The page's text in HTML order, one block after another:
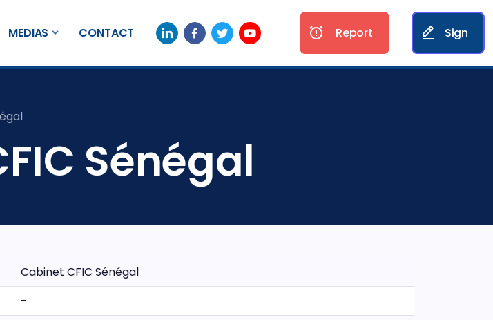
Report Sign
MEDIAS CONTACT
Sénégal
Cabinet CFIC Sénégal
-